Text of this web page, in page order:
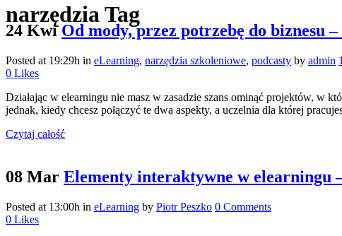
narzędzia Tag
24 Kwi Od mody, przez potrzebę do biznesu
Posted at 19:29h in eLearning, narzędzia szkoleniowe, podcasty by admin
0 Likes
Działając w elearningu nie masz w zasadzie szans ominąć projektów, w
jednak, kiedy chcesz połączyć te dwa aspekty, a uczelnia dla której
Czytaj całość
08 Mar Elementy interaktywne w elearningu
Posted at 13:00h in eLearning by Piotr Peszko 0 Comments
0 Likes